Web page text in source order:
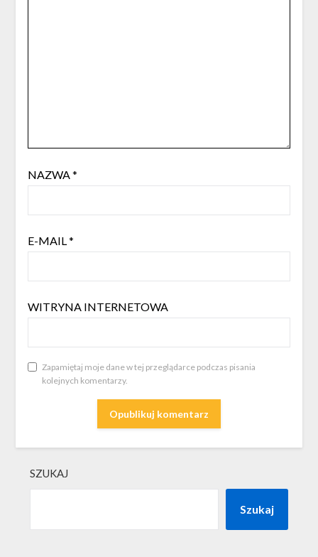
NAZWA*
E-MAIL*
WITRYNA INTERNETOWA
Zapamiętaj moje dane w tej przeglądarce podczas pisania
kolejnych komentarzy.
SZUKAJ
Szukaj